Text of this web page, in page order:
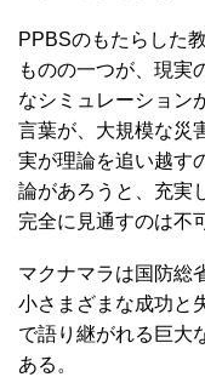
PPBSのもたらした
ものの一つが、現実
なシミュレーション
言葉が、大規模な災
実が理論を追い越す
論があろうと、充実
完全に見通すのは不
マクナマラは国防総
小さまざまな成功と
で語り継がれる巨大
ある。